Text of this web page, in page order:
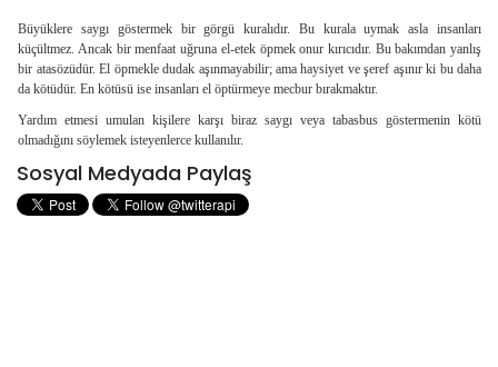
Büyüklere saygı göstermek bir görgü kuralıdır. Bu kurala uymak asla insanları
küçültmez. Ancak bir men­faat uğruna el-etek öpmek onur kırıcıdır. Bu bakımdan yanlış
bir atasözüdür. El öpmekle dudak aşınmayabilir; ama haysiyet ve şeref aşınır ki bu daha
da kötüdür. En kötüsü ise insanları el öptürmeye mecbur bırakmaktır.
Yardım etmesi umulan kişilere karşı biraz saygı ve­ya tabasbus göstermenin kötü
olmadığını söylemek isteyenlerce kullanılır.
Sosyal Medyada Paylaş